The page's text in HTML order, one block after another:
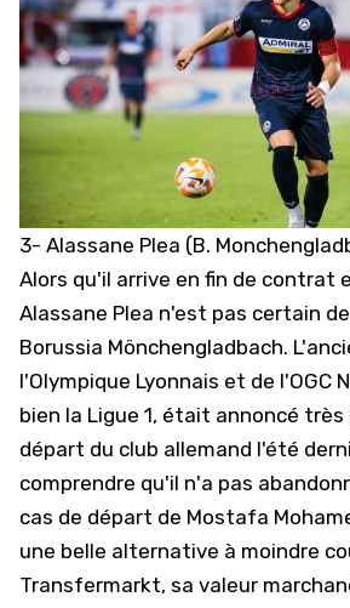
3- Alassane Plea (B.
Alors qu'il arrive en fin de contrat
Alassane Plea n'est pas certain
Borussia Mönchengladbach.
l'Olympique Lyonnais et de l'OGC
bien la Ligue 1, était annoncé très
départ du club allemand l'été
comprendre qu'il n'a pas
cas de départ de Mostafa
une belle alternative à moindre
Transfermarkt, sa valeur